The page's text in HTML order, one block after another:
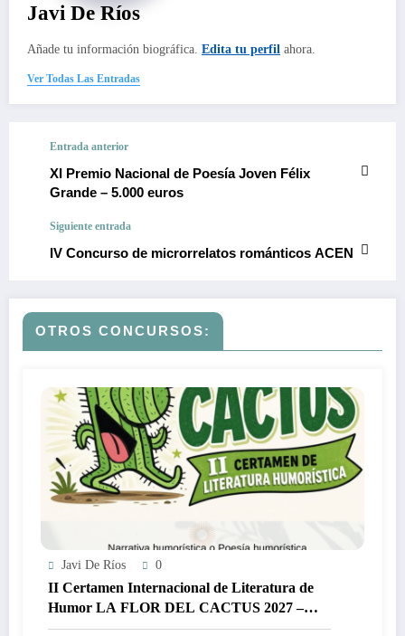
Javi De Ríos
Añade tu información biográfica. Edita tu perfil ahora.
Ver Todas Las Entradas
Entrada anterior
XI Premio Nacional de Poesía Joven Félix
Grande – 5.000 euros
Siguiente entrada
IV Concurso de microrrelatos románticos ACEN
OTROS CONCURSOS:
Javi De Ríos 0
II Certamen Internacional de Literatura de
Humor LA FLOR DEL CACTUS 2027 –
3.000€